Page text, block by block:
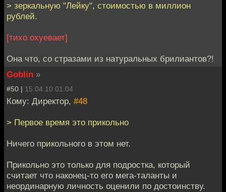
> зеркальную "Лейку", стоимостью в миллион
рублей.
[тихо охуевает]
Она что, со стразами из натуральных брилиантов?!
Goblin »
#50 | 15.04.10 01:04
Кому: Директор, #48
> Первое время это прикольно
Ничего прикольного в этом нет.
Прикольно это только для подростка, который
считает что наконец-то его мега-таланты и
неординарную личность оценили по достоинству.